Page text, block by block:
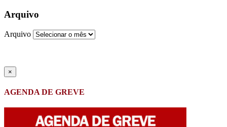
Arquivo
Arquivo
×
AGENDA DE GREVE